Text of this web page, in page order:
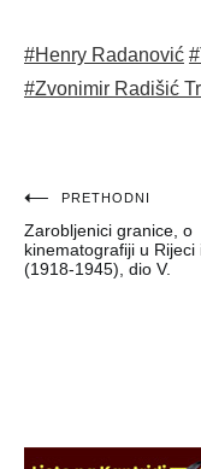
#Henry Radanović
#Zvonimir Radišić
Navigacija
objava
PRETHODNI
Zarobljenici granice, o
kinematografiji u Rijeci
(1918-1945), dio V.